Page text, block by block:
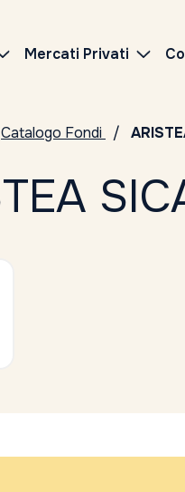
Mercati Privati
Catalogo Fondi